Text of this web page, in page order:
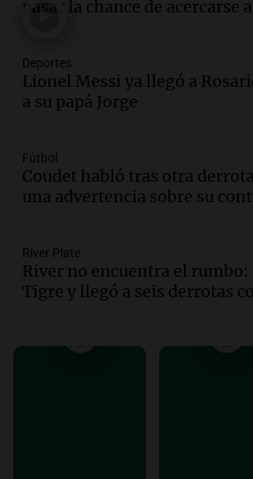
Audio.El abuelo de
Una mañana para todos
Episodios
Audio.Una nutricionista
conviene priorizar
Una mañana para todos
Episodios
Episodios
contra el tiempo:
pasar la chance de acercarse
Deportes
Lionel Messi ya llegó a
a su papá Jorge
Fútbol
Coudet habló tras otra
una advertencia sobre su
River Plate
River no encuentra el rumbo:
Tigre y llegó a seis derrotas